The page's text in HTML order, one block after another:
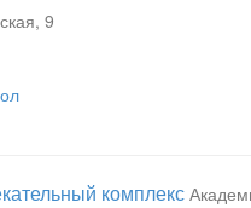
9
комплекс